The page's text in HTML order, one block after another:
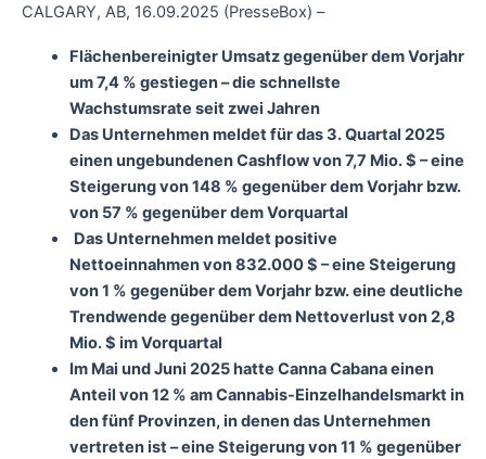
CALGARY, AB, 16.09.2025 (PresseBox) –
Flächenbereinigter Umsatz gegenüber dem Vorjahr
um 7,4 % gestiegen – die schnellste
Wachstumsrate seit zwei Jahren
Das Unternehmen meldet für das 3. Quartal 2025
einen ungebundenen Cashflow von 7,7 Mio. $ – eine
Steigerung von 148 % gegenüber dem Vorjahr bzw.
von 57 % gegenüber dem Vorquartal
Das Unternehmen meldet positive
Nettoeinnahmen von 832.000 $ – eine Steigerung
von 1 % gegenüber dem Vorjahr bzw. eine deutliche
Trendwende gegenüber dem Nettoverlust von 2,8
Mio. $ im Vorquartal
Im Mai und Juni 2025 hatte Canna Cabana einen
Anteil von 12 % am Cannabis-Einzelhandelsmarkt in
den fünf Provinzen, in denen das Unternehmen
vertreten ist – eine Steigerung von 11 % gegenüber